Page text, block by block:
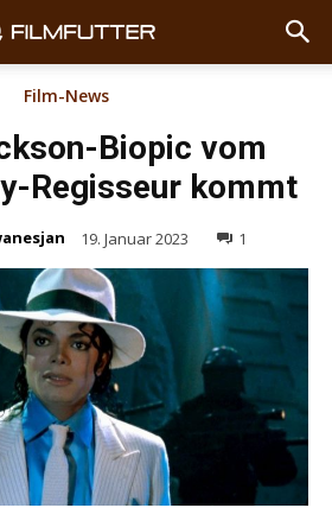
Film-News
Biopic vom
Regisseur kommt
19. Januar 2023 1